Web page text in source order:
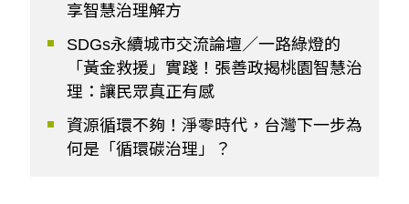
享智慧治理解方
SDGs永續城市交流論壇／一路綠燈的
「黃金救援」實踐！張善政揭桃園智慧治
理：讓民眾真正有感
資源循環不夠！淨零時代，台灣下一步為
何是「循環碳治理」？